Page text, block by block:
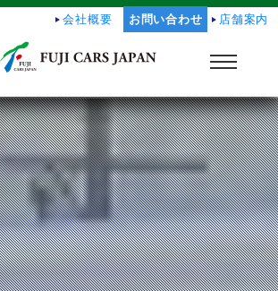
会社概要 お問い合わせ 店舗案内